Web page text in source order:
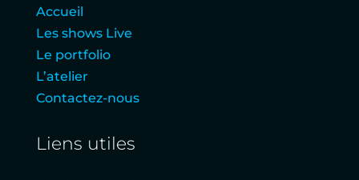
Accueil
Les shows Live
Le portfolio
L’atelier
Contactez-nous
Liens utiles